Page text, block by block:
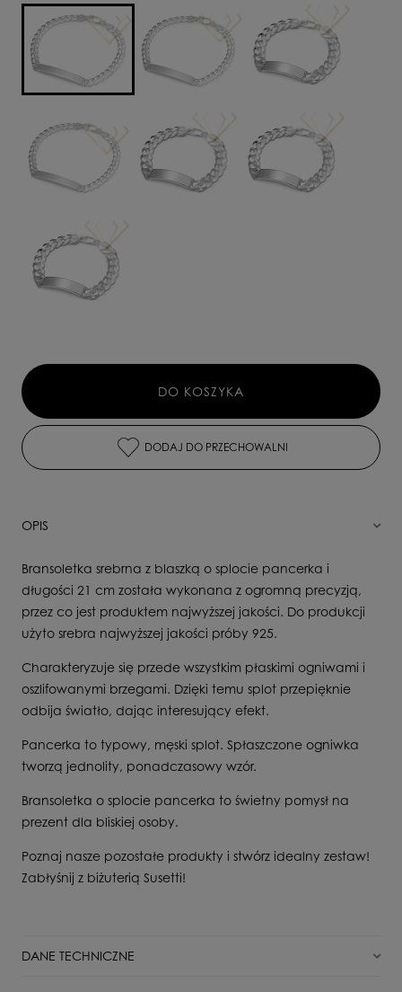
DO KOSZYKA
DODAJ DO PRZECHOWALNI
OPIS
Bransoletka srebrna z blaszką o splocie pancerka i
długości 21 cm została wykonana z ogromną precyzją,
przez co jest produktem najwyższej jakości. Do produkcji
użyto srebra najwyższej jakości próby 925.
Charakteryzuje się przede wszystkim płaskimi ogniwami i
oszlifowanymi brzegami. Dzięki temu splot przepięknie
odbija światło, dając interesujący efekt.
Pancerka to typowy, męski splot. Spłaszczone ogniwka
tworzą jednolity, ponadczasowy wzór.
Bransoletka o splocie pancerka to świetny pomysł na
prezent dla bliskiej osoby.
Poznaj nasze pozostałe produkty i stwórz idealny zestaw!
Zabłyśnij z biżuterią Susetti!
DANE TECHNICZNE